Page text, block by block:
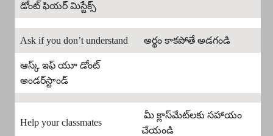
డోంట్ ఫియర్ మిస్టేక్స్
Ask if you don’t understand అర్థం కాకపోతే అడగండి
ఆస్క్ ఇఫ్ యూ డోంట్
అండర్‌స్టాండ్
Help your classmates
మీ క్లాస్‌మేట్‌లకు సహాయం
చేయండి